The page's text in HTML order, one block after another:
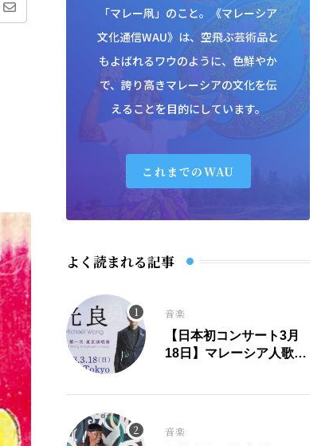
Share
「マレー凧」のこと。《マレーシア
文化通信WAU》は、空飛ぶ芸術品と
もよばれるワウのように、色鮮やか
で、誇り高きマレーシアの文化を伝
えることを目的にしています。
これまでのWAU
よく読まれる記事
音楽
【日本初コンサート3月
18日】マレーシア人歌
音楽